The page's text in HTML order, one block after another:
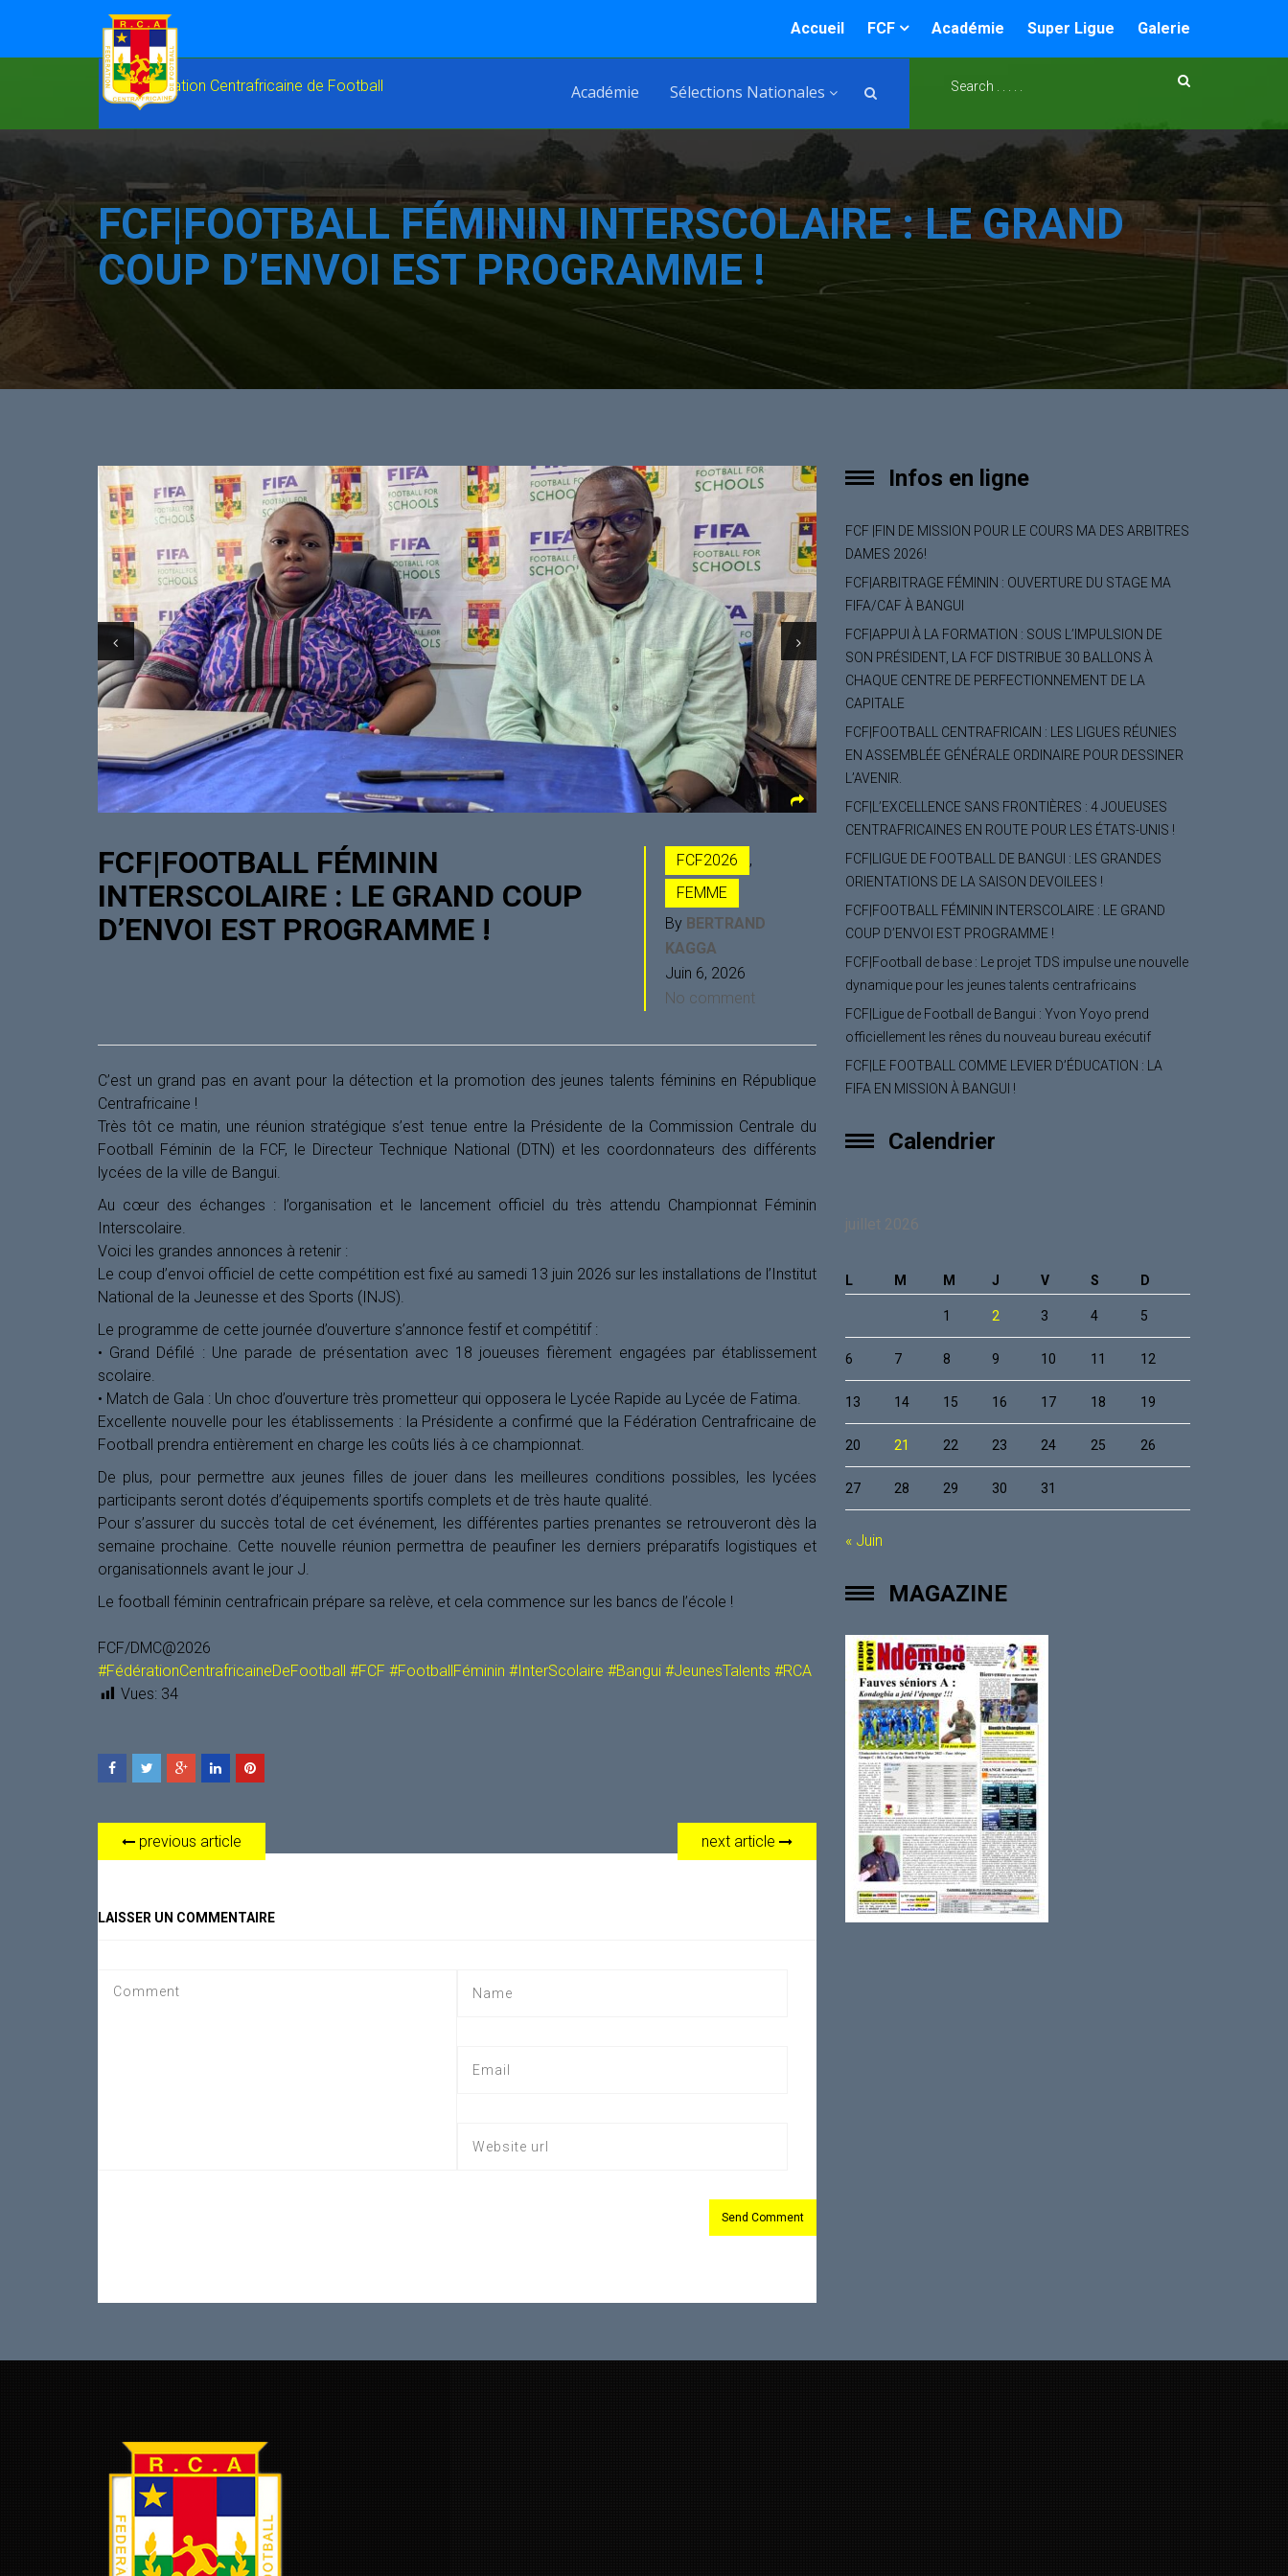
Accueil FCF Académie Super Ligue Galerie
Académie Sélections Nationales
FCF|FOOTBALL FÉMININ INTERSCOLAIRE : LE GRAND
COUP D’ENVOI EST PROGRAMME !
FCF|FOOTBALL FÉMININ
INTERSCOLAIRE : LE GRAND COUP
D’ENVOI EST PROGRAMME !
FCF2026
,
FEMME
By BERTRAND
KAGGA
Juin 6, 2026
No comment
C’est un grand pas en avant pour la détection et la promotion des jeunes talents féminins en République
Centrafricaine !
Très tôt ce matin, une réunion stratégique s’est tenue entre la Présidente de la Commission Centrale du
Football Féminin de la FCF, le Directeur Technique National (DTN) et les coordonnateurs des différents
lycées de la ville de Bangui.
Au cœur des échanges : l’organisation et le lancement officiel du très attendu Championnat Féminin
Interscolaire.
Voici les grandes annonces à retenir :
Le coup d’envoi officiel de cette compétition est fixé au samedi 13 juin 2026 sur les installations de l’Institut
National de la Jeunesse et des Sports (INJS).
Le programme de cette journée d’ouverture s’annonce festif et compétitif :
• Grand Défilé : Une parade de présentation avec 18 joueuses fièrement engagées par établissement
scolaire.
• Match de Gala : Un choc d’ouverture très prometteur qui opposera le Lycée Rapide au Lycée de Fatima.
Excellente nouvelle pour les établissements : la Présidente a confirmé que la Fédération Centrafricaine de
Football prendra entièrement en charge les coûts liés à ce championnat.
De plus, pour permettre aux jeunes filles de jouer dans les meilleures conditions possibles, les lycées
participants seront dotés d’équipements sportifs complets et de très haute qualité.
Pour s’assurer du succès total de cet événement, les différentes parties prenantes se retrouveront dès la
semaine prochaine. Cette nouvelle réunion permettra de peaufiner les derniers préparatifs logistiques et
organisationnels avant le jour J.
Le football féminin centrafricain prépare sa relève, et cela commence sur les bancs de l’école !
FCF/DMC@2026
#FédérationCentrafricaineDeFootball #FCF #FootballFéminin #InterScolaire #Bangui #JeunesTalents #RCA
Vues: 34
previous article next article
LAISSER UN COMMENTAIRE
Infos en ligne
FCF |FIN DE MISSION POUR LE COURS MA DES ARBITRES
DAMES 2026!
FCF|ARBITRAGE FÉMININ : OUVERTURE DU STAGE MA
FIFA/CAF À BANGUI
FCF|APPUI À LA FORMATION : SOUS L’IMPULSION DE
SON PRÉSIDENT, LA FCF DISTRIBUE 30 BALLONS À
CHAQUE CENTRE DE PERFECTIONNEMENT DE LA
CAPITALE
FCF|FOOTBALL CENTRAFRICAIN : LES LIGUES RÉUNIES
EN ASSEMBLÉE GÉNÉRALE ORDINAIRE POUR DESSINER
L’AVENIR.
FCF|L’EXCELLENCE SANS FRONTIÈRES : 4 JOUEUSES
CENTRAFRICAINES EN ROUTE POUR LES ÉTATS-UNIS !
FCF|LIGUE DE FOOTBALL DE BANGUI : LES GRANDES
ORIENTATIONS DE LA SAISON DEVOILEES !
FCF|FOOTBALL FÉMININ INTERSCOLAIRE : LE GRAND
COUP D’ENVOI EST PROGRAMME !
FCF|Football de base : Le projet TDS impulse une nouvelle
dynamique pour les jeunes talents centrafricains
FCF|Ligue de Football de Bangui : Yvon Yoyo prend
officiellement les rênes du nouveau bureau exécutif
FCF|LE FOOTBALL COMME LEVIER D’ÉDUCATION : LA
FIFA EN MISSION À BANGUI !
Calendrier
juillet 2026
L M M J V S D
1 2 3 4 5
6 7 8 9 10 11 12
13 14 15 16 17 18 19
20 21 22 23 24 25 26
27 28 29 30 31
« Juin
MAGAZINE